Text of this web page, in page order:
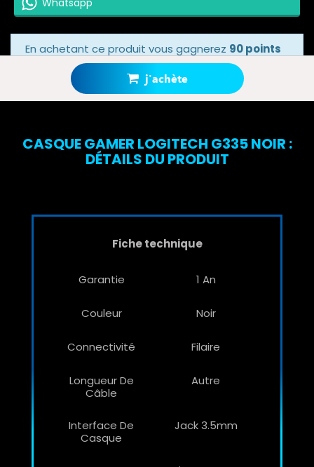
j'achète
En achetant ce produit vous gagnerez 90 points
grâce à notre programme de fidélité.
Votre panier totalisera90 points bonus
CASQUE GAMER LOGITECH G335 NOIR :
DÉTAILS DU PRODUIT
Fiche technique
Garantie 1 An
Couleur Noir
Connectivité Filaire
Longueur De
Câble
Autre
Interface De
Casque
Jack 3.5mm